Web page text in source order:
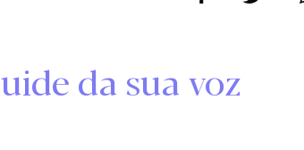
da sua voz